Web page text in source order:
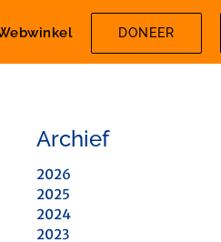
DONEER
Archief
2026
2025
2024
2023